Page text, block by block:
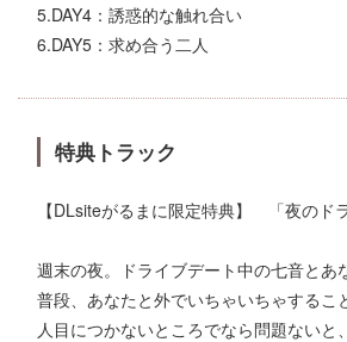
5.DAY4：誘惑的な触れ合い
6.DAY5：求め合う二人
特典トラック
【DLsiteがるまに限定特典】 「夜のド
週末の夜。ドライブデート中の七音と
普段、あなたと外でいちゃいちゃするこ
人目につかないところでなら問題ない